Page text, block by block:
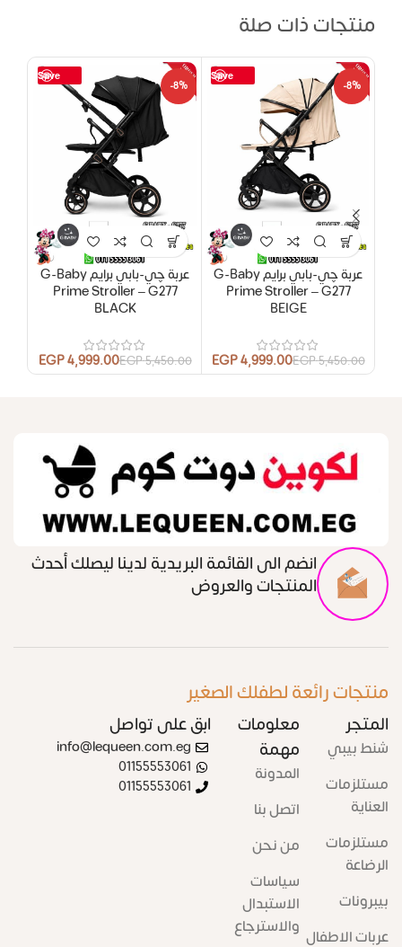
منتجات ذات صلة
Save
-8%
عربة چي-بابي برايم G-Baby
Prime Stroller – G277
BEIGE
5,450.00
EGP
4,999.00
EGP
Save
-8%
عربة چي-بابي برايم G-Baby
Prime Stroller – G277
BLACK
5,450.00
EGP
4,999.00
EGP
انضم الى القائمة البريدية لدينا ليصلك أحدث
المنتجات والعروض
منتجات رائعة لطفلك الصغير
المتجر
شنط بيبي
مستلزمات
العناية
مستلزمات
الرضاعة
بيبرونات
عربات الاطفال
معلومات
مهمة
المدونة
اتصل بنا
من نحن
سياسات
الاستبدال
والاسترجاع
ابق على تواصل
info@lequeen.com.eg
01155553061
01155553061